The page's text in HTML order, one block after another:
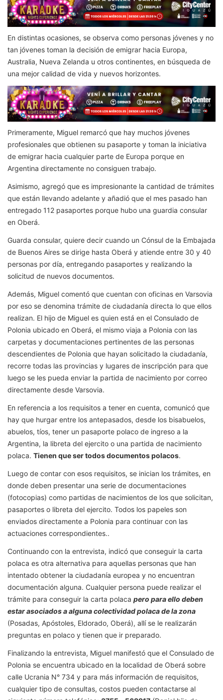
En distintas ocasiones, se observa como personas jóvenes y no
tan jóvenes toman la decisión de emigrar hacia Europa,
Australia, Nueva Zelanda u otros continentes, en búsqueda de
una mejor calidad de vida y nuevos horizontes.
Primeramente, Miguel remarcó que hay muchos jóvenes
profesionales que obtienen su pasaporte y toman la iniciativa
de emigrar hacia cualquier parte de Europa porque en
Argentina directamente no consiguen trabajo.
Asimismo, agregó que es impresionante la cantidad de trámites
que están llevando adelante y añadió que el mes pasado han
entregado 112 pasaportes porque hubo una guardia consular
en Oberá.
Guarda consular, quiere decir cuando un Cónsul de la Embajada
de Buenos Aires se dirige hasta Oberá y atiende entre 30 y 40
personas por día, entregando pasaportes y realizando la
solicitud de nuevos documentos.
Además, Miguel comentó que cuentan con oficinas en Varsovia
por eso se denomina trámite de ciudadanía directa lo que ellos
realizan. El hijo de Miguel es quien está en el Consulado de
Polonia ubicado en Oberá, el mismo viaja a Polonia con las
carpetas y documentaciones pertinentes de las personas
descendientes de Polonia que hayan solicitado la ciudadanía,
recorre todas las provincias y lugares de inscripción para que
luego se les pueda enviar la partida de nacimiento por correo
directamente desde Varsovia.
En referencia a los requisitos a tener en cuenta, comunicó que
hay que hurgar entre los antepasados, desde los bisabuelos,
abuelos, tíos, tener un pasaporte polaco de ingreso a la
Argentina, la libreta del ejercito o una partida de nacimiento
polaca. Tienen que ser todos documentos polacos.
Luego de contar con esos requisitos, se inician los trámites, en
donde deben presentar una serie de documentaciones
(fotocopias) como partidas de nacimientos de los que solicitan,
pasaportes o libreta del ejercito. Todos los papeles son
enviados directamente a Polonia para continuar con las
actuaciones correspondientes..
Continuando con la entrevista, indicó que conseguir la carta
polaca es otra alternativa para aquellas personas que han
intentado obtener la ciudadanía europea y no encuentran
documentación alguna. Cualquier persona puede realizar el
trámite para conseguir la carta polaca pero para ello deben
estar asociados a alguna colectividad polaca de la zona
(Posadas, Apóstoles, Eldorado, Oberá), allí se le realizarán
preguntas en polaco y tienen que ir preparado.
Finalizando la entrevista, Miguel manifestó que el Consulado de
Polonia se encuentra ubicado en la localidad de Oberá sobre
calle Ucrania N° 734 y para más información de requisitos,
cualquier tipo de consultas, costos pueden contactarse al